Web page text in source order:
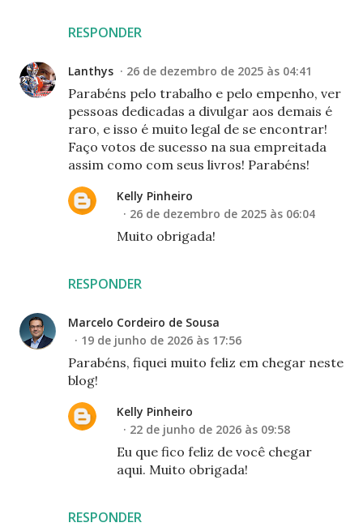
RESPONDER
Lanthys 26 de dezembro de 2025 às 04:41
Parabéns pelo trabalho e pelo empenho, ver
pessoas dedicadas a divulgar aos demais é
raro, e isso é muito legal de se encontrar!
Faço votos de sucesso na sua empreitada
assim como com seus livros! Parabéns!
RESPONDER
Kelly Pinheiro
26 de dezembro de 2025 às 06:04
Muito obrigada!
Marcelo Cordeiro de Sousa
19 de junho de 2026 às 17:56
Parabéns, fiquei muito feliz em chegar neste
blog!
RESPONDER
Kelly Pinheiro
22 de junho de 2026 às 09:58
Eu que fico feliz de você chegar
aqui. Muito obrigada!